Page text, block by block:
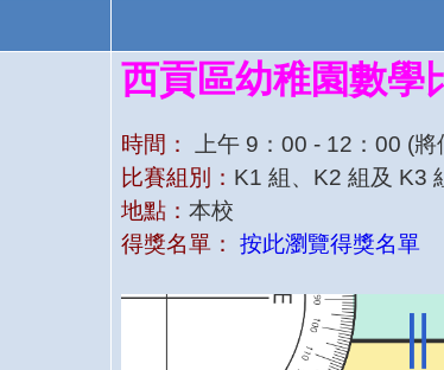
西貢區幼稚園數學
時間： 上午 9：00 - 12：00 (
比賽組別： K1 組、K2 組及 K3
地點： 本校
得獎名單：
按此瀏覽得獎名單